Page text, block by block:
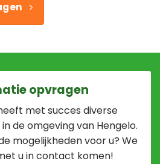
opvragen
met succes diverse
de omgeving van Hengelo.
mogelijkheden voor u? We
u in contact komen!